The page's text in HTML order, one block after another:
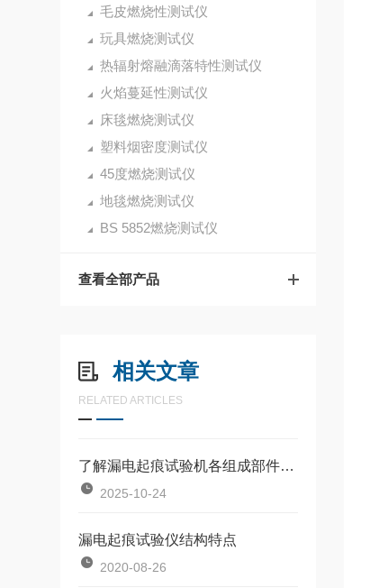
毛皮燃烧性测试仪
玩具燃烧测试仪
热辐射熔融滴落特性测试仪
火焰蔓延性测试仪
床毯燃烧测试仪
塑料烟密度测试仪
45度燃烧测试仪
地毯燃烧测试仪
BS 5852燃烧测试仪
查看全部产品
相关文章
RELATED ARTICLES
了解漏电起痕试验机各组成部件功能特点才能更好的使用它
2025-10-24
漏电起痕试验仪结构特点
2020-08-26